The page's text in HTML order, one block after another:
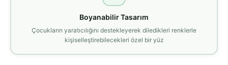
Boyanabilir Tasarım
Çocukların yaratıcılığını destekleyerek diledikleri renklerle
kişiselleştirebilecekleri özel bir yüz